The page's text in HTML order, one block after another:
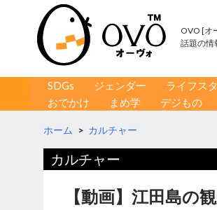
OVO [オ
話題の情
コンテンツへ移動
SDGs ジェンダー ライフス
おでかけ
まめ学 デジもの
ホーム > カルチャー
カルチャー
【動画】江田島の